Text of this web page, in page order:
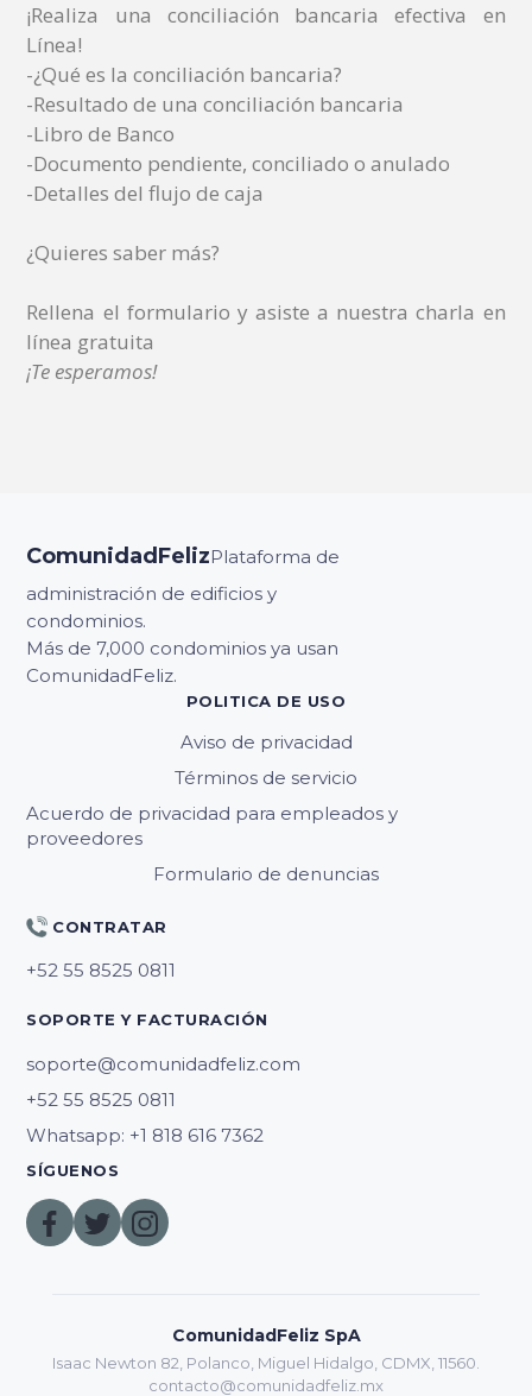
¡Realiza una conciliación bancaria efectiva en
Línea!
-¿Qué es la conciliación bancaria?
-Resultado de una conciliación bancaria
-Libro de Banco
-Documento pendiente, conciliado o anulado
-Detalles del flujo de caja
¿Quieres saber más?
Rellena el formulario y asiste a nuestra charla en
línea gratuita
¡Te esperamos!
ComunidadFelizPlataforma de
administración de edificios y
condominios.
Más de 7,000 condominios ya usan
ComunidadFeliz.
POLITICA DE USO
Aviso de privacidad
Términos de servicio
Acuerdo de privacidad para empleados y
proveedores
Formulario de denuncias
CONTRATAR
SOPORTE Y FACTURACIÓN
soporte@comunidadfeliz.com
Whatsapp: +1 818 616 7362
SÍGUENOS
ComunidadFeliz SpA
Isaac Newton 82, Polanco, Miguel Hidalgo, CDMX, 11560.
contacto@comunidadfeliz.mx